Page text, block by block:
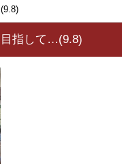
指して…(9.8)